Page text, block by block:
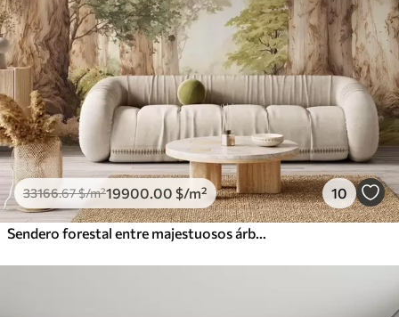
33166.67$/m²19900 .00 $/m² 10